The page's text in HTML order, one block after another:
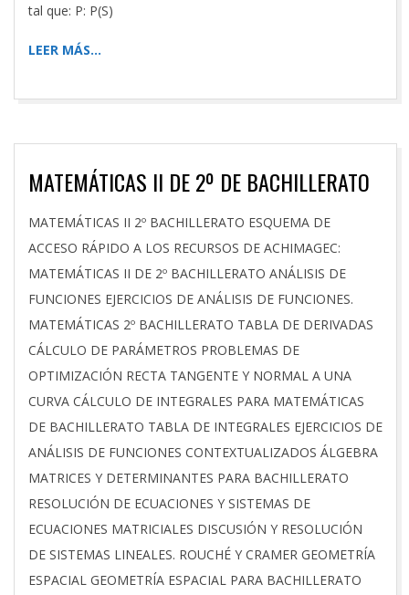
tal que: P: P(S)
LEER MÁS…
MATEMÁTICAS II DE 2º DE BACHILLERATO
2026-
04-
01
MATEMÁTICAS II 2º BACHILLERATO ESQUEMA DE
ACCESO RÁPIDO A LOS RECURSOS DE ACHIMAGEC:
MATEMÁTICAS II DE 2º BACHILLERATO ANÁLISIS DE
FUNCIONES EJERCICIOS DE ANÁLISIS DE FUNCIONES.
MATEMÁTICAS 2º BACHILLERATO TABLA DE DERIVADAS
CÁLCULO DE PARÁMETROS PROBLEMAS DE
OPTIMIZACIÓN RECTA TANGENTE Y NORMAL A UNA
CURVA CÁLCULO DE INTEGRALES PARA MATEMÁTICAS
DE BACHILLERATO TABLA DE INTEGRALES EJERCICIOS DE
ANÁLISIS DE FUNCIONES CONTEXTUALIZADOS ÁLGEBRA
MATRICES Y DETERMINANTES PARA BACHILLERATO
RESOLUCIÓN DE ECUACIONES Y SISTEMAS DE
ECUACIONES MATRICIALES DISCUSIÓN Y RESOLUCIÓN
DE SISTEMAS LINEALES. ROUCHÉ Y CRAMER GEOMETRÍA
ESPACIAL GEOMETRÍA ESPACIAL PARA BACHILLERATO